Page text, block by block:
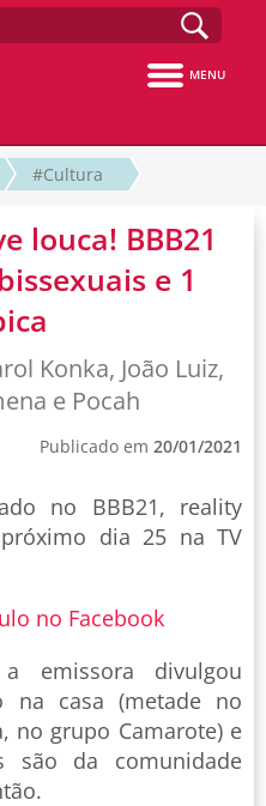
MENU
#Cultura
louca! BBB21
e 1
Konka, João Luiz,
e Pocah
Publicado em 20/01/2021
no BBB21, reality
dia 25 na TV
no Facebook
emissora divulgou
na casa (metade no
no grupo Camarote) e
são da comunidade